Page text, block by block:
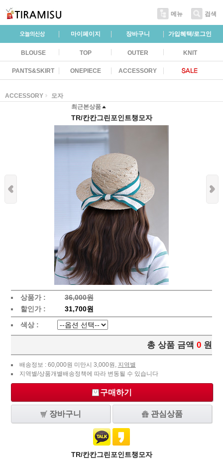
메뉴 검색
마이페이지 장바구니 가입혜택/로그인
BLOUSE TOP OUTER KNIT
PANTS&SKIRT ONEPIECE ACCESSORY
ACCESSORY
모자
최근본상품
TR/칸칸그린포인트챙모자
상품가 :
36,000원
할인가 :
31,700원
색상 :
총 상품 금액 0 원
배송정보 : 60,000원 미만시 3,000원, 지역별
지역별/상품개별배송정책에 따라 변동될 수 있습니다
구매하기
장바구니 관심상품
TR/칸칸그린포인트챙모자